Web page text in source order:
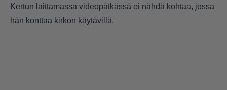
Kertun laittamassa videopätkässä ei nähdä kohtaa, jossa
hän konttaa kirkon käytävillä.